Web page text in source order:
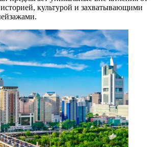
культурой и захватывающими